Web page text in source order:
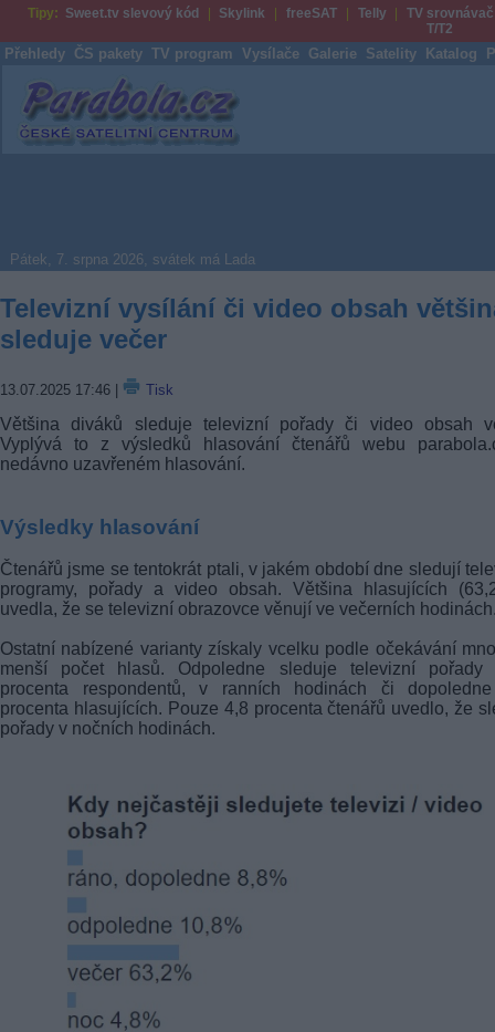
Tipy: Sweet.tv slevový kód Skylink freeSAT Telly
TV srovnávač
T/T2
Přehledy ČS pakety TV program Vysílače Galerie Satelity Katalog
Parabola.cz
Pátek, 7. srpna 2026, svátek má Lada
Televizní vysílání či video obsah
sleduje večer
13.07.2025 17:46 Tisk
Většina diváků sleduje televizní pořady či video obsah
Vyplývá to z výsledků hlasování čtenářů webu
nedávno uzavřeném hlasování.
Výsledky hlasování
Čtenářů jsme se tentokrát ptali, v jakém období dne sledují
programy, pořady a video obsah. Většina hlasujících
uvedla, že se televizní obrazovce věnují ve večerních
Ostatní nabízené varianty získaly vcelku podle očekávání
menší počet hlasů. Odpoledne sleduje televizní pořady
procenta respondentů, v ranních hodinách či
procenta hlasujících. Pouze 4,8 procenta čtenářů uvedlo, že
pořady v nočních hodinách.